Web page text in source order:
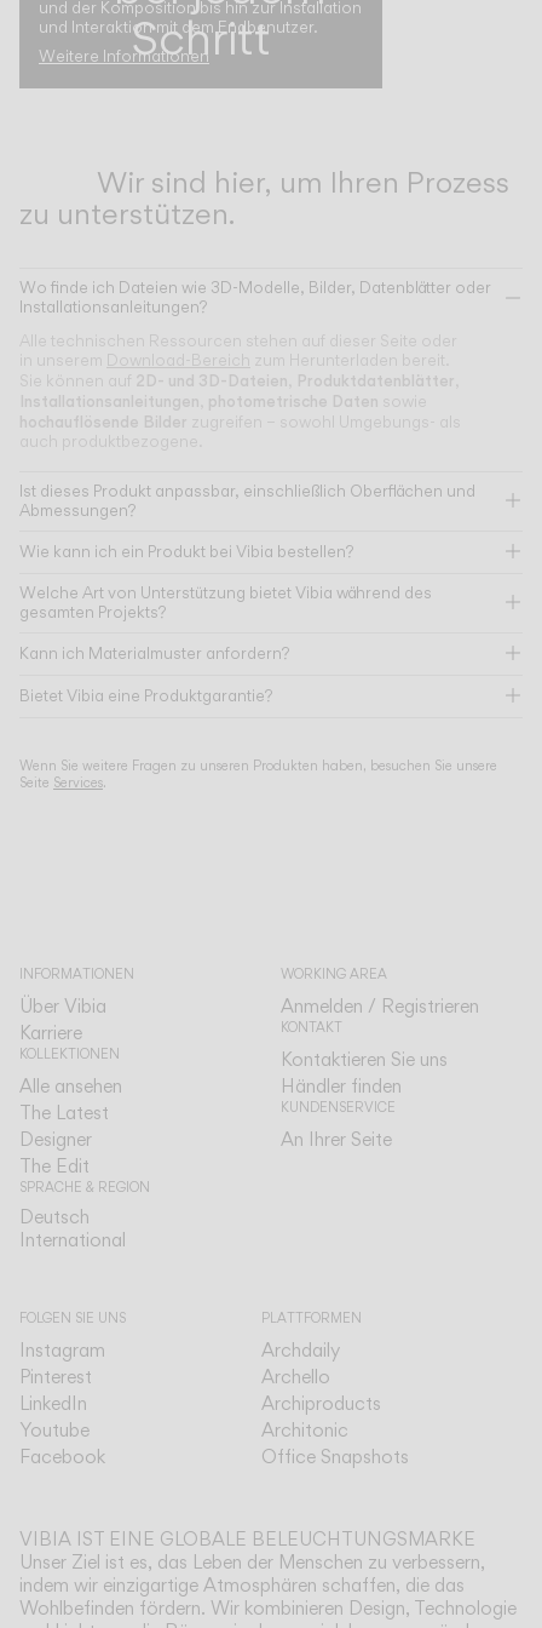
Schritt
und der Komposition bis hin zur Installation
und Interaktion mit dem Endbenutzer.
Weitere Informationen
Wir sind hier, um Ihren Prozess
zu unterstützen.
Wo finde ich Dateien wie 3D-Modelle, Bilder, Datenblätter oder
Installationsanleitungen?
Alle technischen Ressourcen stehen auf dieser Seite oder
in unserem Download-Bereich zum Herunterladen bereit.
Sie können auf 2D- und 3D-Dateien Produktdatenblätter
Installationsanleitungen photometrische Daten sowie
hochauflösende Bilder zugreifen – sowohl Umgebungs- als
auch produktbezogene.
Ist dieses Produkt anpassbar, einschließlich Oberflächen und
Abmessungen?
Wie kann ich ein Produkt bei Vibia bestellen?
Welche Art von Unterstützung bietet Vibia während des
gesamten Projekts?
Kann ich Materialmuster anfordern?
Bietet Vibia eine Produktgarantie?
Wenn Sie weitere Fragen zu unseren Produkten haben, besuchen Sie unsere
Seite Services.
INFORMATIONEN
Über Vibia
Karriere
KOLLEKTIONEN
Alle ansehen
The Latest
Designer
The Edit
SPRACHE & REGION
Deutsch
International
WORKING AREA
Anmelden / Registrieren
KONTAKT
Kontaktieren Sie uns
Händler finden
KUNDENSERVICE
An Ihrer Seite
FOLGEN SIE UNS
Instagram
Pinterest
LinkedIn
Youtube
Facebook
PLATTFORMEN
Archdaily
Archello
Archiproducts
Architonic
Office Snapshots
VIBIA IST EINE GLOBALE BELEUCHTUNGSMARKE
Unser Ziel ist es, das Leben der Menschen zu verbessern,
indem wir einzigartige Atmosphären schaffen, die das
Wohlbefinden fördern. Wir kombinieren Design, Technologie